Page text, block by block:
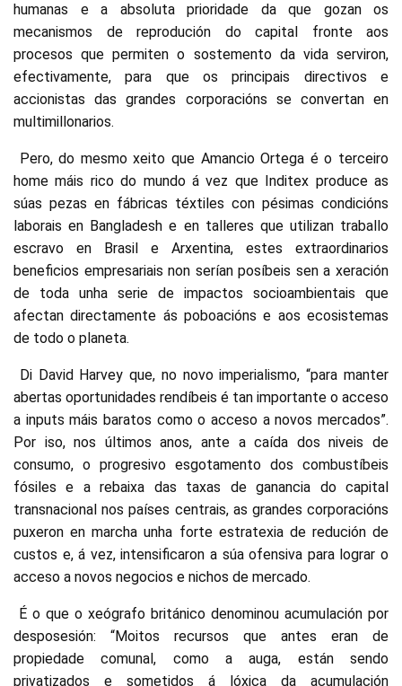
humanas e a absoluta prioridade da que gozan os
mecanismos de reprodución do capital fronte aos
procesos que permiten o sostemento da vida serviron,
efectivamente, para que os principais directivos e
accionistas das grandes corporacións se convertan en
multimillonarios.
Pero, do mesmo xeito que Amancio Ortega é o terceiro
home máis rico do mundo á vez que Inditex produce as
súas pezas en fábricas téxtiles con pésimas condicións
laborais en Bangladesh e en talleres que utilizan traballo
escravo en Brasil e Arxentina, estes extraordinarios
beneficios empresariais non serían posíbeis sen a xeración
de toda unha serie de impactos socioambientais que
afectan directamente ás poboacións e aos ecosistemas
de todo o planeta.
Di David Harvey que, no novo imperialismo, “para manter
abertas oportunidades rendíbeis é tan importante o acceso
a inputs máis baratos como o acceso a novos mercados”.
Por iso, nos últimos anos, ante a caída dos niveis de
consumo, o progresivo esgotamento dos combustíbeis
fósiles e a rebaixa das taxas de ganancia do capital
transnacional nos países centrais, as grandes corporacións
puxeron en marcha unha forte estratexia de redución de
custos e, á vez, intensificaron a súa ofensiva para lograr o
acceso a novos negocios e nichos de mercado.
É o que o xeógrafo británico denominou acumulación por
desposesión: “Moitos recursos que antes eran de
propiedade comunal, como a auga, están sendo
privatizados e sometidos á lóxica da acumulación